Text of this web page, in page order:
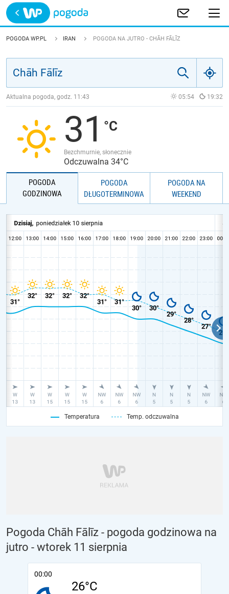
Trwa ładowanie
POLSKA
JAKOŚĆ POWIETRZA
POGODA WP.PL IRAN POGODA NA JUTRO - CHĀH FĀLĪZ
Aktualna pogoda, godz. 11:43 05:54 19:32
31
Bezchmurnie, słonecznie
Odczuwalna 34°C
POGODA
GODZINOWA
POGODA
DŁUGOTERMINOWA
POGODA NA
WEEKEND
Temperatura Temp. odczuwalna
Pogoda Chāh Fālīz - pogoda godzinowa na
jutro - wtorek 11 sierpnia
00:00
26°C